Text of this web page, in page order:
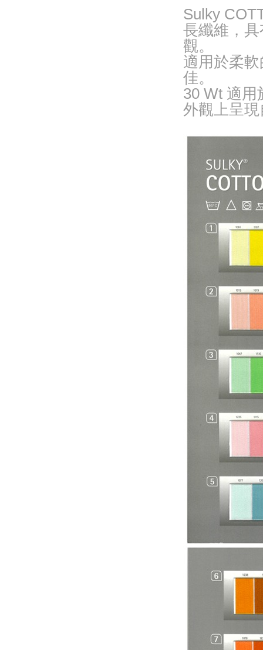
Sulky
長纖維，
觀。
適用於柔
佳。
30 Wt 適用
外觀上呈